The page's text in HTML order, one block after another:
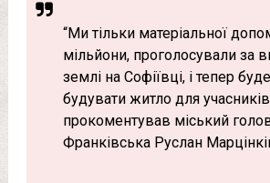
“Ми тільки матеріальної
мільйони, проголосували за
землі на Софіївці, і тепер
будувати житло для
прокоментував міський
Франківська Руслан